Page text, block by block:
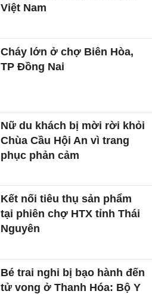
Việt Nam
Cháy lớn ở chợ Biên Hòa,
TP Đồng Nai
Nữ du khách bị mời rời khỏi
Chùa Cầu Hội An vì trang
phục phản cảm
Kết nối tiêu thụ sản phẩm
tại phiên chợ HTX tỉnh Thái
Nguyên
Bé trai nghi bị bạo hành đến
tử vong ở Thanh Hóa: Bộ Y